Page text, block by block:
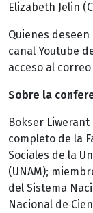
Elizabeth Jelin
Quienes
canal Youtube
acceso al
Sobre la
Bokser
completo de la
Sociales de la
(UNAM);
del Sistema
Nacional de